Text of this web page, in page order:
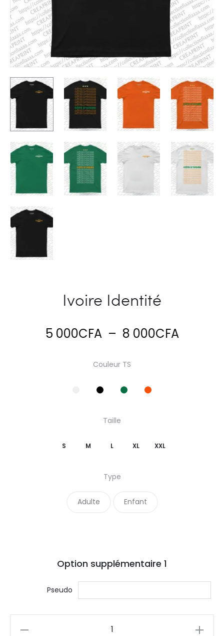
Ivoire Identité
5 000CFA – 8 000CFAPlage
Couleur TS
Taille
S M L XL XXL
Type
Adulte Enfant
Option supplémentaire 1
Pseudo